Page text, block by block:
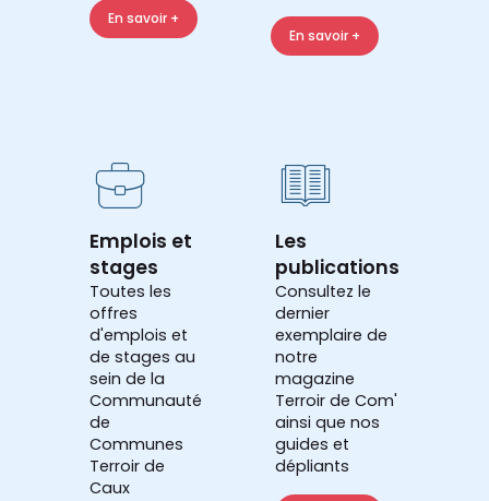
En savoir +
En savoir +
Emplois et
stages
Toutes les
offres
d'emplois et
de stages au
sein de la
Communauté
de
Communes
Terroir de
Caux
Les
publications
Consultez le
dernier
exemplaire de
notre
magazine
Terroir de Com'
ainsi que nos
guides et
dépliants